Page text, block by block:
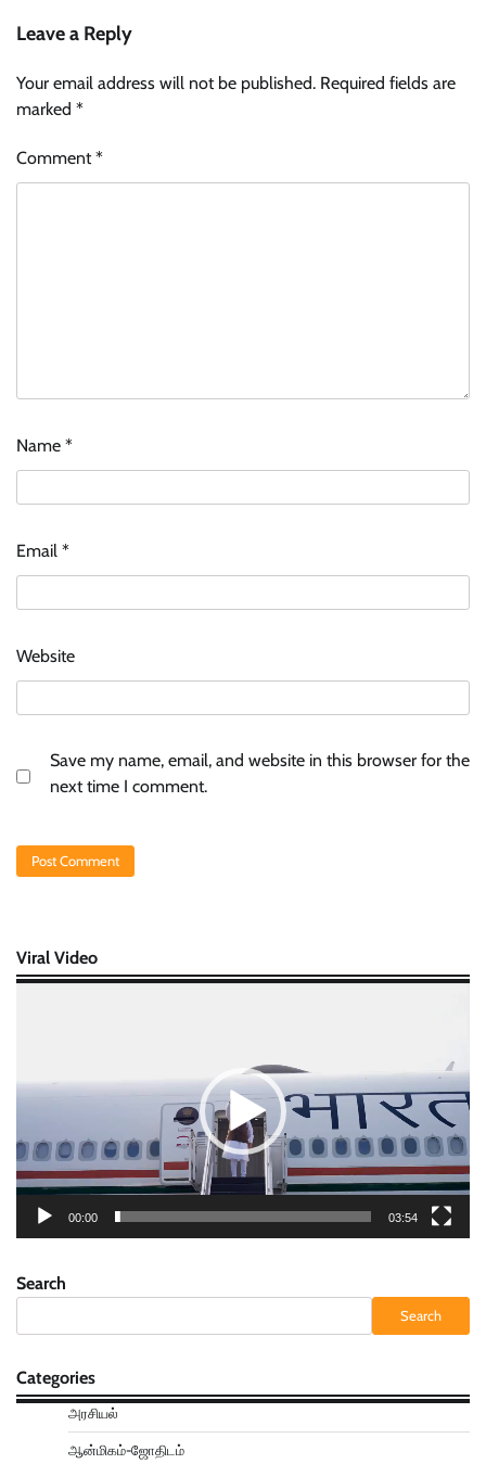
Leave a Reply
Your email address will not be published. Required fields are
marked *
Comment*
Name *
Email *
Website
Save my name, email, and website in this browser for the
next time I comment.
Viral Video
00:00 03:54
Search
Search
Categories
அரசியல்
ஆன்மிகம்-ஜோதிடம்